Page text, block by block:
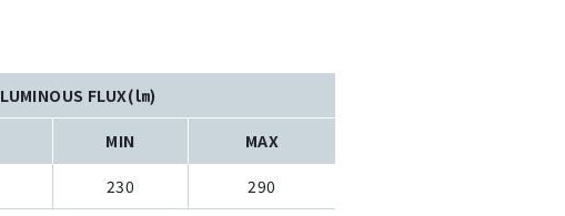
LUMINOUS FLUX(㏐)
MIN MAX
230 290